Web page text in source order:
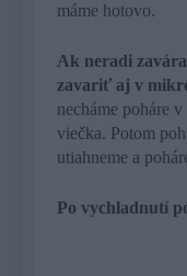
máme hotovo.
Ak neradi
zavariť aj v
necháme poháre
viečka. Potom
utiahneme a
Po vychladnutí